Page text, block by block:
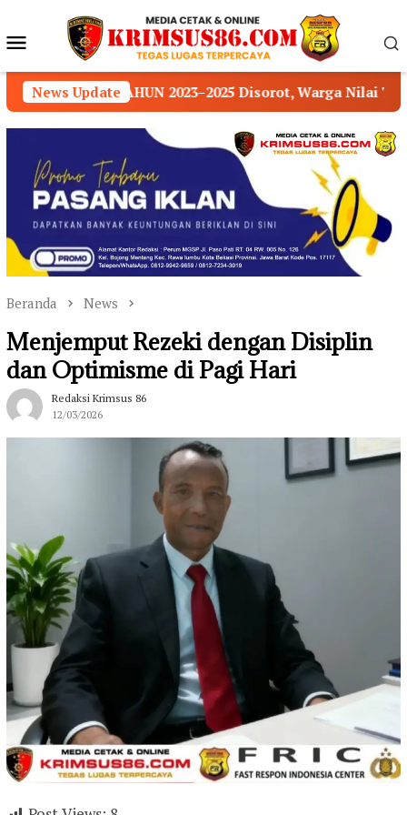
konten Menu
Mobile
News Update
2023–2025 Disorot, Warga Nilai Transparansi
Beranda News
Menjemput Rezeki dengan Disiplin
dan Optimisme di Pagi Hari
Redaksi Krimsus 86
12/03/2026